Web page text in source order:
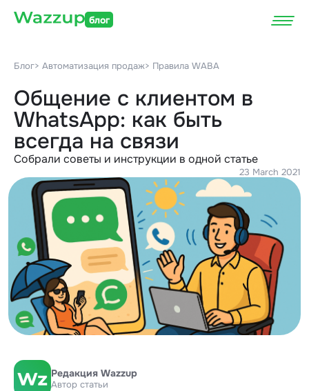
блог
Блог> Автоматизация продаж> Правила WABA
Общение с клиентом в
WhatsApp: как быть
всегда на связи
Собрали советы и инструкции в одной статье
23 March 2021
Редакция Wazzup
Автор статьи